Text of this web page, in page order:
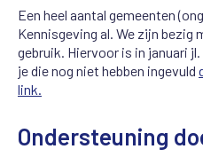
Een heel aantal gemeenten
Kennisgeving al. We zijn bezig
gebruik. Hiervoor is in januari
je die nog niet hebben ingevuld
link.
Ondersteuning